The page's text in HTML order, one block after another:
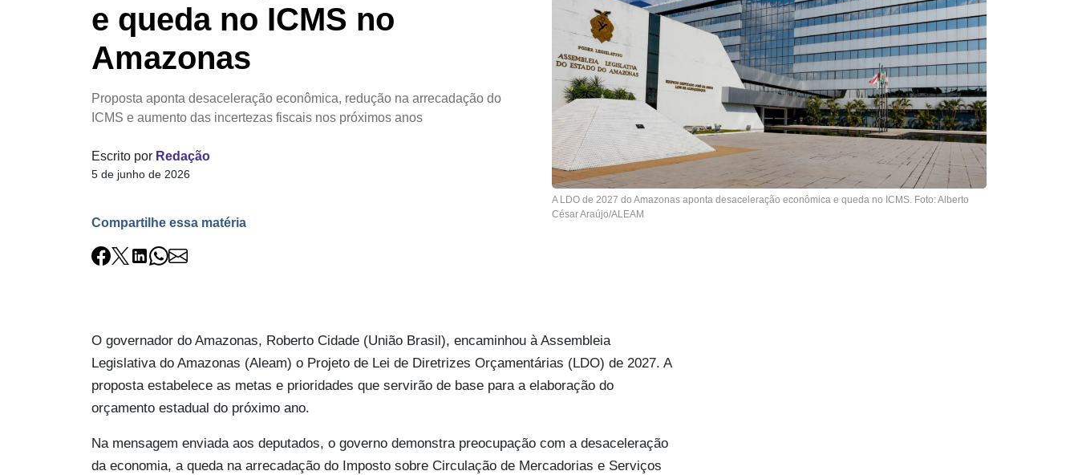
e queda no ICMS no
Amazonas
Proposta aponta desaceleração econômica, redução na arrecadação do
ICMS e aumento das incertezas fiscais nos próximos anos
Escrito por Redação
5 de junho de 2026
Compartilhe essa matéria
A LDO de 2027 do Amazonas aponta desaceleração econômica e queda no ICMS. Foto: Alberto
César Araújo/ALEAM
O governador do Amazonas, Roberto Cidade (União Brasil), encaminhou à Assembleia
Legislativa do Amazonas (Aleam) o Projeto de Lei de Diretrizes Orçamentárias (LDO) de 2027. A
proposta estabelece as metas e prioridades que servirão de base para a elaboração do
orçamento estadual do próximo ano.
Na mensagem enviada aos deputados, o governo demonstra preocupação com a desaceleração
da economia, a queda na arrecadação do Imposto sobre Circulação de Mercadorias e Serviços